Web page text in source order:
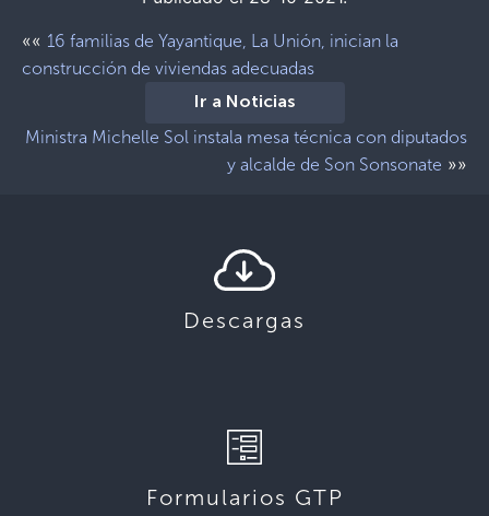
«« 16 familias de Yayantique, La Unión, inician la
construcción de viviendas adecuadas
Ir a Noticias
Ministra Michelle Sol instala mesa técnica con diputados
y alcalde de Son Sonsonate »»
Descargas
Formularios GTP